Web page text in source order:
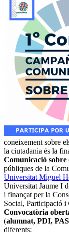
coneixement sobre
la ciutadania és la
Comunicació sobre
públiques de la
Universitat Miguel
Universitat Jaume I
i finançat per la
Social, Participació i
Convocatòria
(alumnat, PDI, PAS
diferents: